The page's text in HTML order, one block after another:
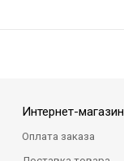
Интернет-магазин
Оплата заказа